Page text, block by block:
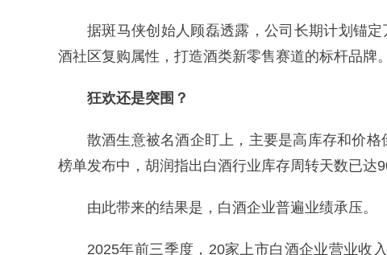
据斑马侠创始人顾磊透露，公司长期计划锚
酒社区复购属性，打造酒类新零售赛道的标杆品牌。
狂欢还是突围？
散酒生意被名酒企盯上，主要是高库存和价
榜单发布中，胡润指出白酒行业库存周转天数已达
由此带来的结果是，白酒企业普遍业绩承压。
2025年前三季度，20家上市白酒企业营业收